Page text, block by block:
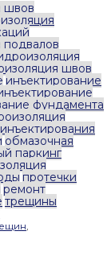
швов
подвалов
швов
инъектирование
фундамента
обмазочная
паркинг
протечки
ремонт
трещины
,